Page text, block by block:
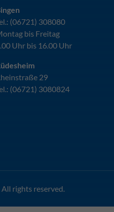
(06721) 308080
bis Freitag
Uhr bis 16.00 Uhr
29
(06721) 3080824
rights reserved.